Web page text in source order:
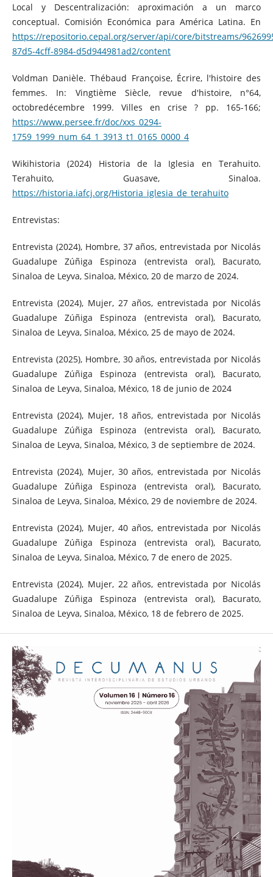
Local y Descentralización: aproximación a un marco
conceptual. Comisión Económica para América Latina. En
https://repositorio.cepal.org/server/api/core/bitstreams/
87d5-4cff-8984-d5d944981ad2/content
Voldman Danièle. Thébaud Françoise, Écrire, l'histoire des
femmes. In: Vingtième Siècle, revue d'histoire, n°64,
octobredécembre 1999. Villes en crise ? pp. 165-166;
https://www.persee.fr/doc/xxs_0294-
1759_1999_num_64_1_3913_t1_0165_0000_4
Wikihistoria (2024) Historia de la Iglesia en Terahuito.
Terahuito, Guasave, Sinaloa.
https://historia.iafcj.org/Historia_iglesia_de_terahuito
Entrevistas:
Entrevista (2024), Hombre, 37 años, entrevistada por Nicolás
Guadalupe Zúñiga Espinoza (entrevista oral), Bacurato,
Sinaloa de Leyva, Sinaloa, México, 20 de marzo de 2024.
Entrevista (2024), Mujer, 27 años, entrevistada por Nicolás
Guadalupe Zúñiga Espinoza (entrevista oral), Bacurato,
Sinaloa de Leyva, Sinaloa, México, 25 de mayo de 2024.
Entrevista (2025), Hombre, 30 años, entrevistada por Nicolás
Guadalupe Zúñiga Espinoza (entrevista oral), Bacurato,
Sinaloa de Leyva, Sinaloa, México, 18 de junio de 2024
Entrevista (2024), Mujer, 18 años, entrevistada por Nicolás
Guadalupe Zúñiga Espinoza (entrevista oral), Bacurato,
Sinaloa de Leyva, Sinaloa, México, 3 de septiembre de 2024.
Entrevista (2024), Mujer, 30 años, entrevistada por Nicolás
Guadalupe Zúñiga Espinoza (entrevista oral), Bacurato,
Sinaloa de Leyva, Sinaloa, México, 29 de noviembre de 2024.
Entrevista (2024), Mujer, 40 años, entrevistada por Nicolás
Guadalupe Zúñiga Espinoza (entrevista oral), Bacurato,
Sinaloa de Leyva, Sinaloa, México, 7 de enero de 2025.
Entrevista (2024), Mujer, 22 años, entrevistada por Nicolás
Guadalupe Zúñiga Espinoza (entrevista oral), Bacurato,
Sinaloa de Leyva, Sinaloa, México, 18 de febrero de 2025.